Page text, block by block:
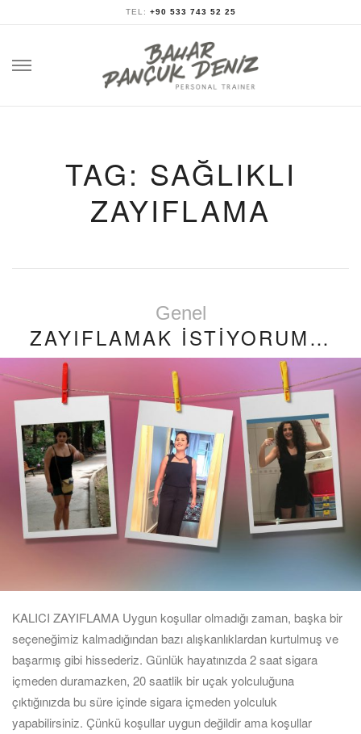
TEL: +90 533 743 52 25
TAG: SAĞLIKLI
ZAYIFLAMA
Genel
ZAYIFLAMAK İSTİYORUM…
KALICI ZAYIFLAMA Uygun koşullar olmadığı zaman, başka bir
seçeneğimiz kalmadığından bazı alışkanlıklardan kurtulmuş ve
başarmış gibi hissederiz. Günlük hayatınızda 2 saat sigara
içmeden duramazken, 20 saatlik bir uçak yolculuğuna
çıktığınızda bu süre içinde sigara içmeden yolculuk
yapabilirsiniz. Çünkü koşullar uygun değildir ama koşullar